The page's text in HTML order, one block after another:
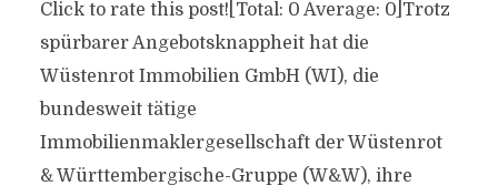
Click to rate this post![Total: 0 Average: 0]Trotz
spürbarer Angebotsknappheit hat die
Wüstenrot Immobilien GmbH (WI), die
bundesweit tätige
Immobilienmaklergesellschaft der Wüstenrot
& Württembergische-Gruppe (W&W), ihre